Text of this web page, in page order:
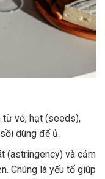
từ vỏ, hạt (seeds),
dùng để ủ.
(astringency) và cảm
Chúng là yếu tố giúp